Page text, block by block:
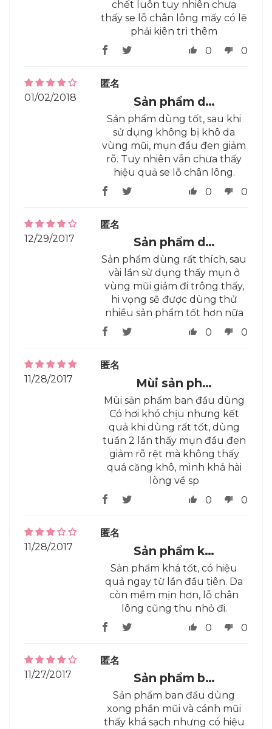
chết luôn tuy nhiên chưa
thấy se lỗ chân lông mấy có lẽ
phải kiên trì thêm
0
0
01/02/2018
匿名
Sản phẩm d…
Sản phẩm dùng tốt, sau khi
sử dụng không bị khô da
vùng mũi, mụn đầu đen giảm
rõ. Tuy nhiên vẫn chưa thấy
hiệu quả se lỗ chân lông.
0
0
12/29/2017
匿名
Sản phẩm d…
Sản phẩm dùng rất thích, sau
vài lần sử dụng thấy mụn ở
vùng mũi giảm đi trông thấy,
hi vọng sẽ được dùng thử
nhiều sản phẩm tốt hơn nữa
0
0
11/28/2017
匿名
Mùi sản ph…
Mùi sản phẩm ban đầu dùng
Có hơi khó chịu nhưng kết
quả khi dùng rất tốt, dùng
tuần 2 lần thấy mụn đầu đen
giảm rõ rệt mà không thấy
quá căng khô, mình khá hài
lòng về sp
0
0
11/28/2017
匿名
Sản phẩm k…
Sản phẩm khá tốt, có hiệu
quả ngay từ lần đầu tiên. Da
còn mềm mịn hơn, lỗ chân
lông cũng thu nhỏ đi.
0
0
11/27/2017
匿名
Sản phẩm b…
Sản phẩm ban đầu dùng
xong phần mũi và cánh mũi
thấy khá sạch nhưng có hiệu